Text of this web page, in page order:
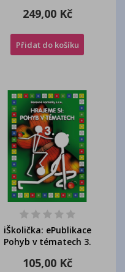
249,00 Kč
Přidat do košíku
iŠkolička: ePublikace
Pohyb v tématech 3.
105,00 Kč